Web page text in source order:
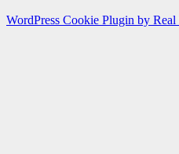
WordPress Cookie Plugin by